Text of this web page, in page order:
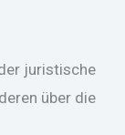
juristische
über die